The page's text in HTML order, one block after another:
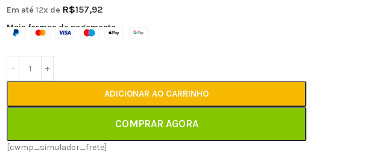
Em até12x de R$157,92
Mais formas de pagamento
ADICIONAR AO CARRINHO
COMPRAR AGORA
[cwmp_simulador_frete]